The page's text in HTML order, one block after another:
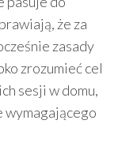
że za
zasady
zrozumieć cel
sesji w domu,
wymagającego